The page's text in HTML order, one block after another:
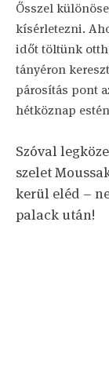
Ősszel
kísérletezni.
időt töltünk
tányéron
párosítás pont
hétköznap
Szóval
szelet
kerül eléd –
palack után!